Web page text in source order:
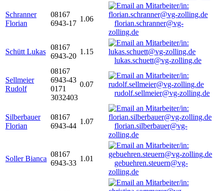
Schranner
Florian
08167
6943-17
1.06
florian.schranner@vg-
zolling.de
Schütt Lukas
08167
6943-20
1.15
lukas.schuett@vg-zolling.de
Sellmeier
Rudolf
08167
6943-43
0171
3032403
0.07
rudolf.sellmeier@vg-zolling.de
Silberbauer
Florian
08167
6943-44
1.07
florian.silberbauer@vg-
zolling.de
Soller Bianca
08167
6943-33
1.01
gebuehren.steuern@vg-
zolling.de